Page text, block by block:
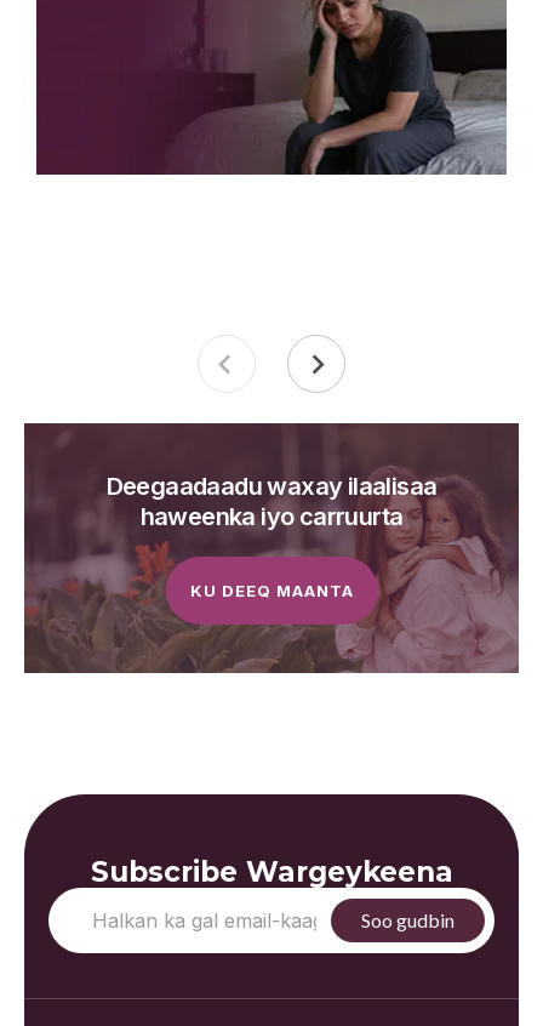
Deegaadaadu waxay ilaalisaa
haweenka iyo carruurta
KU DEEQ MAANTA
Subscribe Wargeykeena